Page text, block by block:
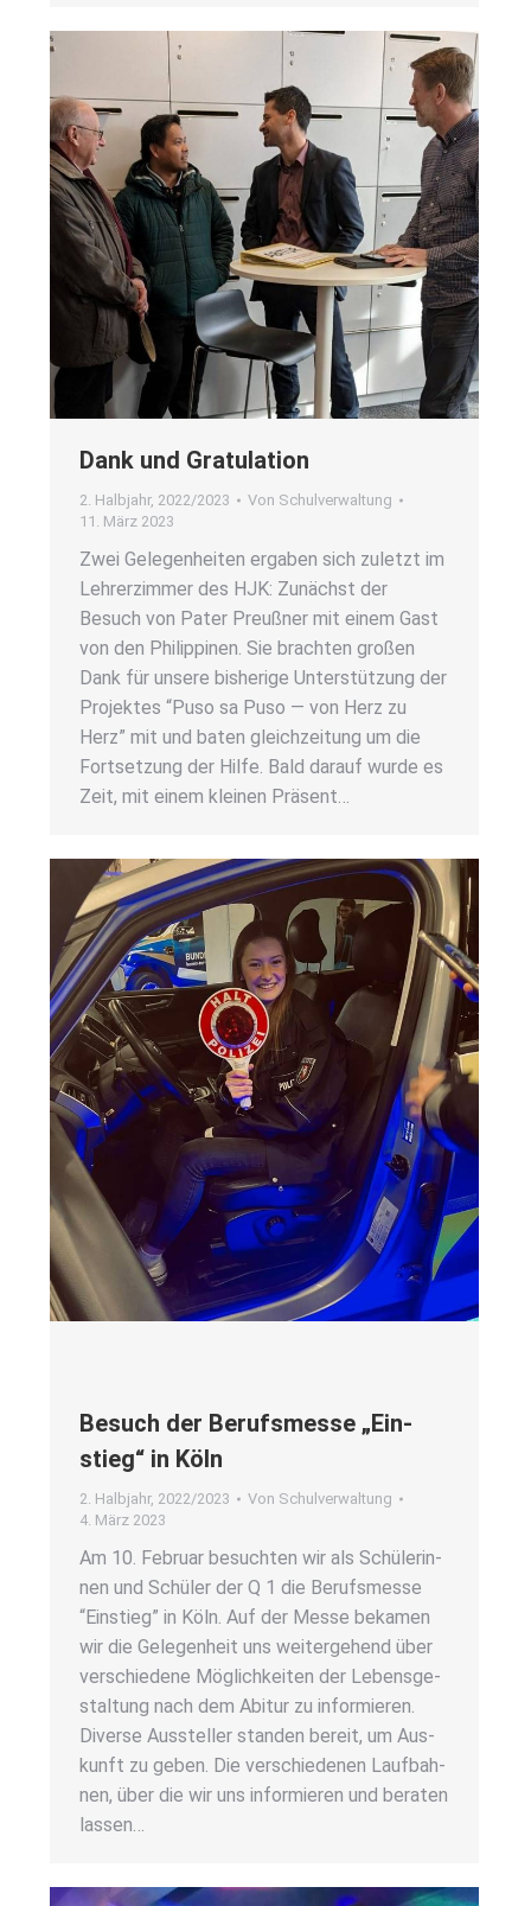
Dank und Gra­tu­la­ti­on
2. Halbjahr, 2022/2023 Von Schulverwaltung
11. März 2023
Zwei Gele­gen­hei­ten erga­ben sich zuletzt im
Leh­rer­zim­mer des HJK: Zunächst der
Besuch von Pater Preuß­ner mit einem Gast
von den Phil­ip­pi­nen. Sie brach­ten gro­ßen
Dank für unse­re bis­he­ri­ge Unter­stüt­zung der
Pro­jek­tes “Puso sa Puso — von Herz zu
Herz” mit und baten gleich­zei­tung um die
Fort­set­zung der Hil­fe. Bald dar­auf wur­de es
Zeit, mit einem klei­nen Prä­sent…
Besuch der Berufs­mes­se „Ein­
stieg“ in Köln
2. Halbjahr, 2022/2023 Von Schulverwaltung
4. März 2023
Am 10. Febru­ar besuch­ten wir als Schü­le­rin­
nen und Schü­ler der Q 1 die Berufs­mes­se
“Ein­stieg” in Köln. Auf der Mes­se beka­men
wir die Gele­gen­heit uns wei­ter­ge­hend über
ver­schie­de­ne Mög­lich­kei­ten der Lebens­ge­
stal­tung nach dem Abitur zu infor­mie­ren.
Diver­se Aus­stel­ler stan­den bereit, um Aus­
kunft zu geben. Die ver­schie­de­nen Lauf­bah­
nen, über die wir uns infor­mie­ren und bera­ten
las­sen…